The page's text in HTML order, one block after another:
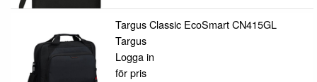
Targus Classic EcoSmart CN415GL
Targus
Logga in
för pris